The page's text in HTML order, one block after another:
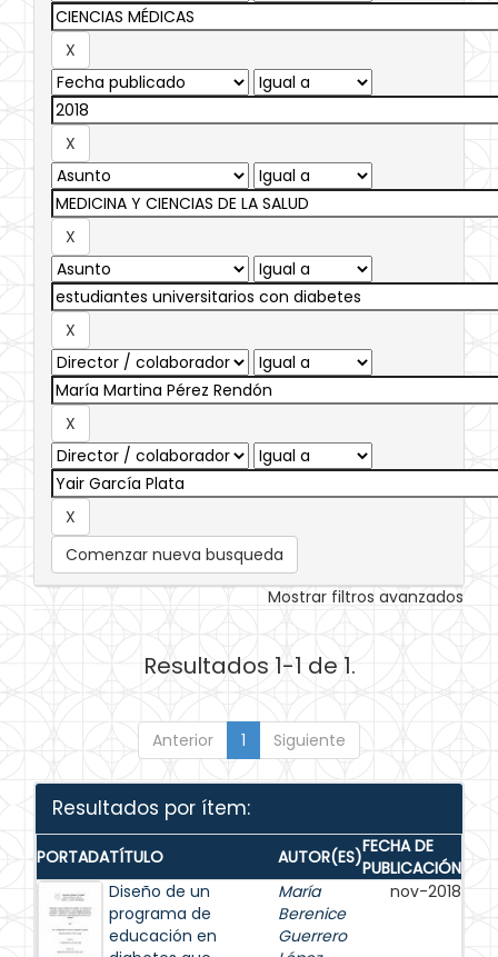
Comenzar nueva busqueda
Mostrar filtros avanzados
Resultados 1-1 de 1.
Anterior 1 Siguiente
Resultados por ítem:
PORTADATÍTULO AUTOR(ES)FECHA DE
PUBLICACIÓN
Diseño de un
programa de
educación en
María
Berenice
Guerrero
nov-2018